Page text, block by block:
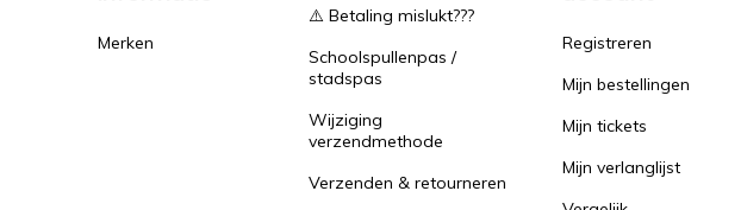
Merken
⚠️ Betaling mislukt???
Schoolspullenpas /
stadspas
Wijziging
verzendmethode
Verzenden & retourneren
Registreren
Mijn bestellingen
Mijn tickets
Mijn verlanglijst